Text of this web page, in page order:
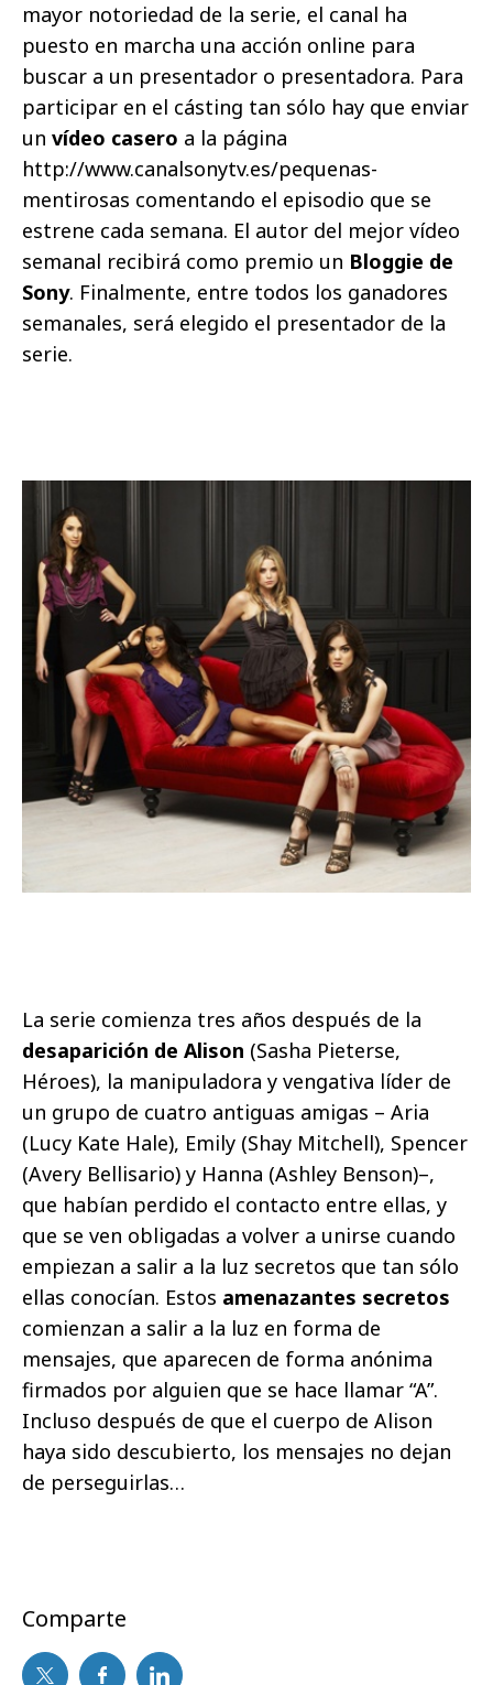
mayor notoriedad de la serie, el canal ha
puesto en marcha una acción online para
buscar a un presentador o presentadora. Para
participar en el cásting tan sólo hay que enviar
un vídeo casero a la página
http://www.canalsonytv.es/pequenas-
mentirosas comentando el episodio que se
estrene cada semana. El autor del mejor vídeo
semanal recibirá como premio un Bloggie de
Sony. Finalmente, entre todos los ganadores
semanales, será elegido el presentador de la
serie.
La serie comienza tres años después de la
desaparición de Alison (Sasha Pieterse,
Héroes), la manipuladora y vengativa líder de
un grupo de cuatro antiguas amigas – Aria
(Lucy Kate Hale), Emily (Shay Mitchell), Spencer
(Avery Bellisario) y Hanna (Ashley Benson)–,
que habían perdido el contacto entre ellas, y
que se ven obligadas a volver a unirse cuando
empiezan a salir a la luz secretos que tan sólo
ellas conocían. Estos amenazantes secretos
comienzan a salir a la luz en forma de
mensajes, que aparecen de forma anónima
firmados por alguien que se hace llamar “A”.
Incluso después de que el cuerpo de Alison
haya sido descubierto, los mensajes no dejan
de perseguirlas…
Comparte